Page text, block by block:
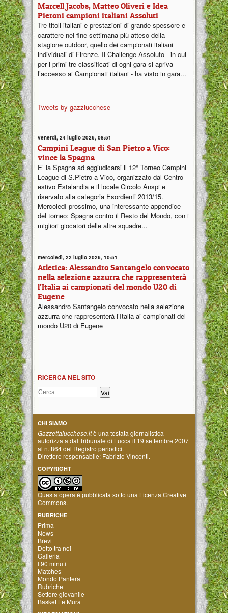
Marcell Jacobs, Matteo Oliveri e Idea
Pieroni campioni italiani Assoluti
Tre titoli italiani e prestazioni di grande spessore e
carattere nel fine settimana più atteso della
stagione outdoor, quello dei campionati italiani
individuali di Firenze. Il Challenge Assoluto - in cui
per i primi tre classificati di ogni gara si apriva
l’accesso ai Campionati italiani - ha visto in gara...
Tweets by gazzlucchese
venerdì, 24 luglio 2026, 08:51
Campini League di San Pietro a Vico:
vince la Spagna
E’ la Spagna ad aggiudicarsi il 12° Torneo Campini
League di S.Pietro a Vico, organizzato dal Centro
estivo Estalandia e il locale Circolo Anspi e
riservato alla categoria Esordienti 2013/15.
Mercoledì prossimo, una interessante appendice
del torneo: Spagna contro il Resto del Mondo, con i
migliori giocatori delle altre squadre...
mercoledì, 22 luglio 2026, 10:51
Atletica: Alessandro Santangelo convocato
nella selezione azzurra che rappresenterà
l’Italia ai campionati del mondo U20 di
Eugene
Alessandro Santangelo convocato nella selezione
azzurra che rappresenterà l’Italia ai campionati del
mondo U20 di Eugene
RICERCA NEL SITO
CHI SIAMO
Gazzettalucchese.itè una testata giornalistica
autorizzata dal Tribunale di Lucca il 19 settembre 2007
al n. 864 del Registro periodici.
Direttore responsabile: Fabrizio Vincenti.
COPYRIGHT
Questa opera è pubblicata sotto una Licenza Creative
Commons.
RUBRICHE
Prima
News
Brevi
Detto tra noi
Galleria
I 90 minuti
Matches
Mondo Pantera
Rubriche
Settore giovanile
Basket Le Mura